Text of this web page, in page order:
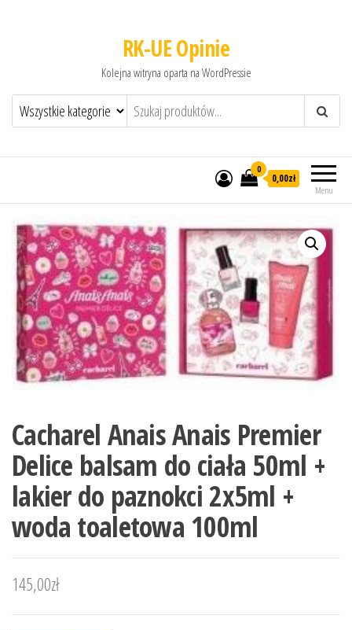
RK-UE Opinie
Kolejna witryna oparta na WordPressie
Menu
0
0,00zł
Cacharel Anais Anais Premier
Delice balsam do ciała 50ml +
lakier do paznokci 2x5ml +
woda toaletowa 100ml
145,00zł